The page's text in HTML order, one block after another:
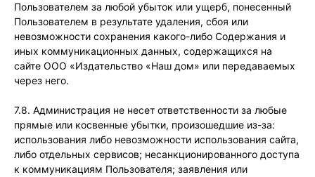
Пользователем за любой убыток или ущерб, понесенный
Пользователем в результате удаления, сбоя или
невозможности сохранения какого-либо Содержания и
иных коммуникационных данных, содержащихся на
сайте ООО «Издательство «Наш дом» или передаваемых
через него.
7.8. Администрация не несет ответственности за любые
прямые или косвенные убытки, произошедшие из-за:
использования либо невозможности использования сайта,
либо отдельных сервисов; несанкционированного доступа
к коммуникациям Пользователя; заявления или